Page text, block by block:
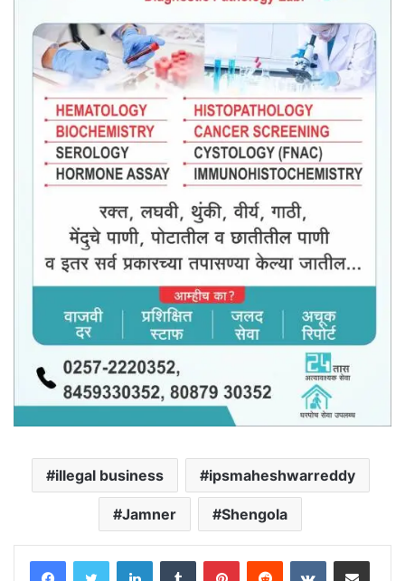
illegal business ipsmaheshwarreddy
Jamner Shengola
LinkedInTumblr PinterestReddit VKontakteShare via Email